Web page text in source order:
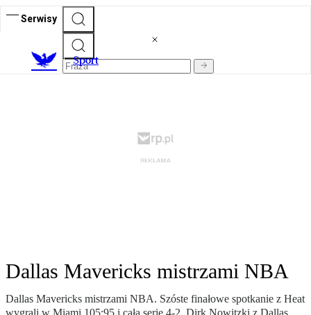
Serwisy
Sport
Dallas Mavericks mistrzami NBA
Dallas Mavericks mistrzami NBA. Szóste finałowe spotkanie z Heat
wygrali w Miami 105:95 i całą serię 4-2. Dirk Nowitzki z Dallas